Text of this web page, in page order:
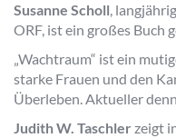
Susanne Scholl,
ORF, ist ein großes Buch
„Wachtraum“ ist ein
starke Frauen und den
Überleben. Aktueller
Judith W. Taschler zeigt